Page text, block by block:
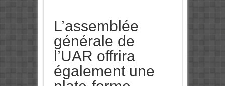
L’assemblée
générale de
l’UAR offrira
également une